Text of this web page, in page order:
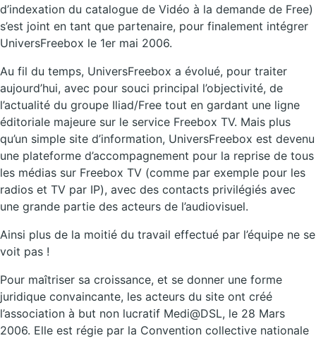
d’indexation du catalogue de Vidéo à la demande de Free)
s’est joint en tant que partenaire, pour finalement intégrer
UniversFreebox le 1er mai 2006.
Au fil du temps, UniversFreebox a évolué, pour traiter
aujourd’hui, avec pour souci principal l’objectivité, de
l’actualité du groupe Iliad/Free tout en gardant une ligne
éditoriale majeure sur le service Freebox TV. Mais plus
qu’un simple site d’information, UniversFreebox est devenu
une plateforme d’accompagnement pour la reprise de tous
les médias sur Freebox TV (comme par exemple pour les
radios et TV par IP), avec des contacts privilégiés avec
une grande partie des acteurs de l’audiovisuel.
Ainsi plus de la moitié du travail effectué par l’équipe ne se
voit pas !
Pour maîtriser sa croissance, et se donner une forme
juridique convaincante, les acteurs du site ont créé
l’association à but non lucratif Medi@DSL, le 28 Mars
2006. Elle est régie par la Convention collective nationale